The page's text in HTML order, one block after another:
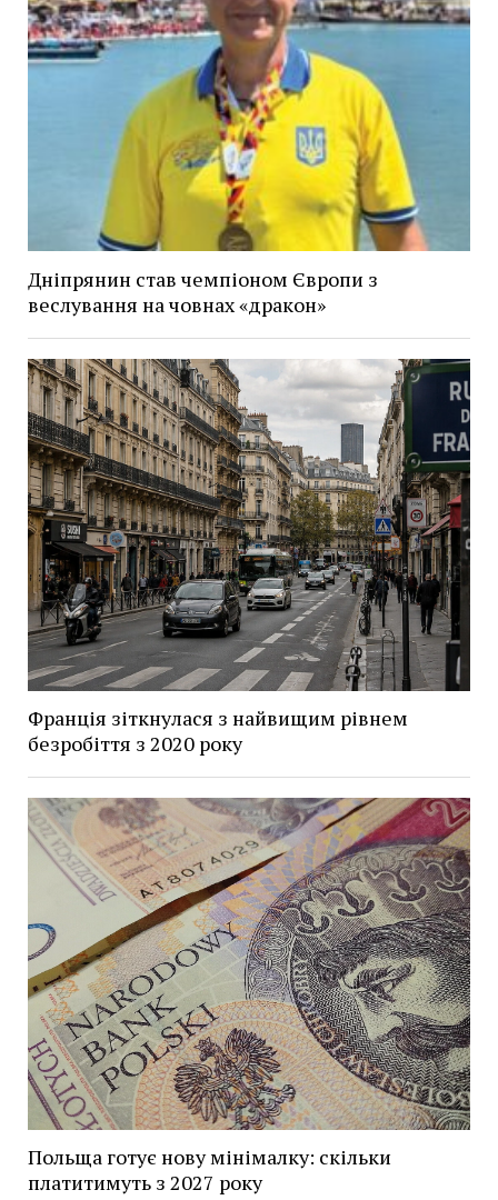
Дніпрянин став чемпіоном Європи з
веслування на човнах «дракон»
Франція зіткнулася з найвищим рівнем
безробіття з 2020 року
Польща готує нову мінімалку: скільки
платитимуть з 2027 року